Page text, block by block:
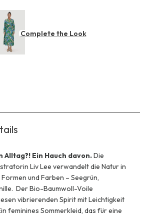
Complete the Look
Alltag?! Ein Hauch davon.Die
Liv Lee verwandelt die Natur in
und Farben – Seegrün,
Der Bio-Baumwoll-Voile
vibrierenden Spirit mit Leichtigkeit
feminines Sommerkleid, das für eine